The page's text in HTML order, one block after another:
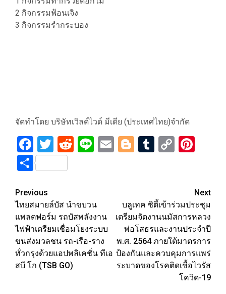
2 กิจกรรมฟ้อนเจิง
3 กิจกรรมรำกระบอง
จัดทำโดย บริษัทเวิลด์ไวด์ มีเดีย (ประเทศไทย)จำกัด
Facebook
Twitter
Reddit
LineEmailBlogger
Tumblr
Copy
Share
Post
navigation
Previous
ไทยสมายล์บัส นำขบวน
แพลตฟอร์ม รถบัสพลังงาน
ไฟฟ้าเตรียมเชื่อมโยงระบบ
ขนส่งมวลชน รถ-เรือ-ราง
ทั่วกรุงด้วยแอปพลิเคชั่น ทีเอ
สบี โก (TSB GO)
Next
บลูเทค ซิตี้เข้าร่วมประชุม
เตรียมจัดงานนมัสการหลวง
พ่อโสธรและงานประจำปี
พ.ศ. 2564 ภายใต้มาตรการ
ป้องกันและควบคุมการแพร่
ระบาดของโรคติดเชื้อไวรัส
โควิด-19